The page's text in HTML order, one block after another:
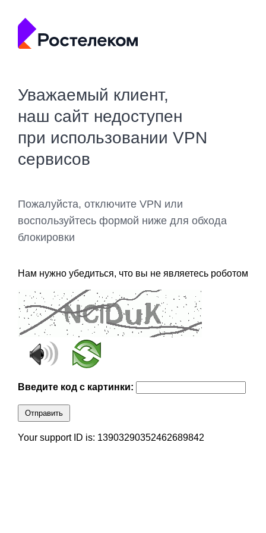
Уважаемый клиент,
наш сайт недоступен
при использовании VPN
сервисов
Пожалуйста, отключите VPN или
воспользуйтесь формой ниже для обхода
блокировки
Нам нужно убедиться, что вы не являетесь роботом
Введите код с картинки:
Отправить
Your support ID is: 13903290352462689842